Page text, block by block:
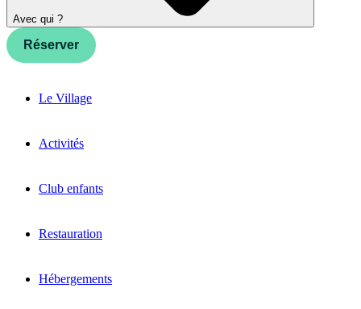
Avec qui ?
Réserver
Le Village
Activités
Club enfants
Restauration
Hébergements